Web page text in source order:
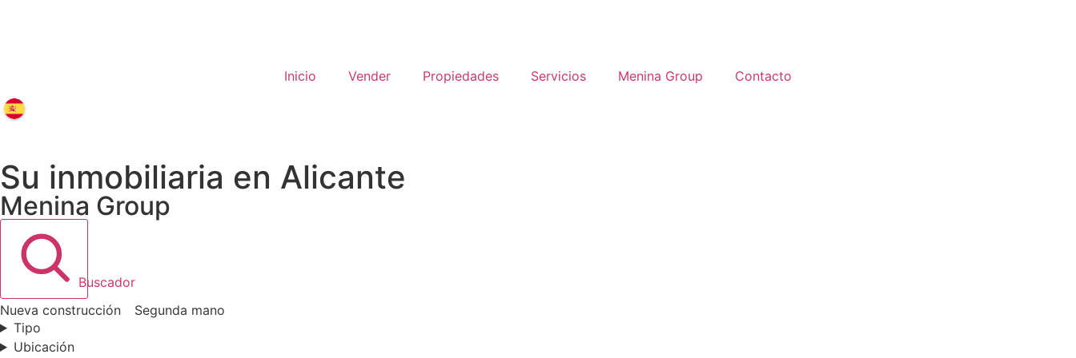
Inicio Vender Propiedades Servicios Menina Group Contacto
Su inmobiliaria en Alicante
Menina Group
Buscador
Nueva construcción
Segunda mano
TipoTipo
Ubicación
Ubicación